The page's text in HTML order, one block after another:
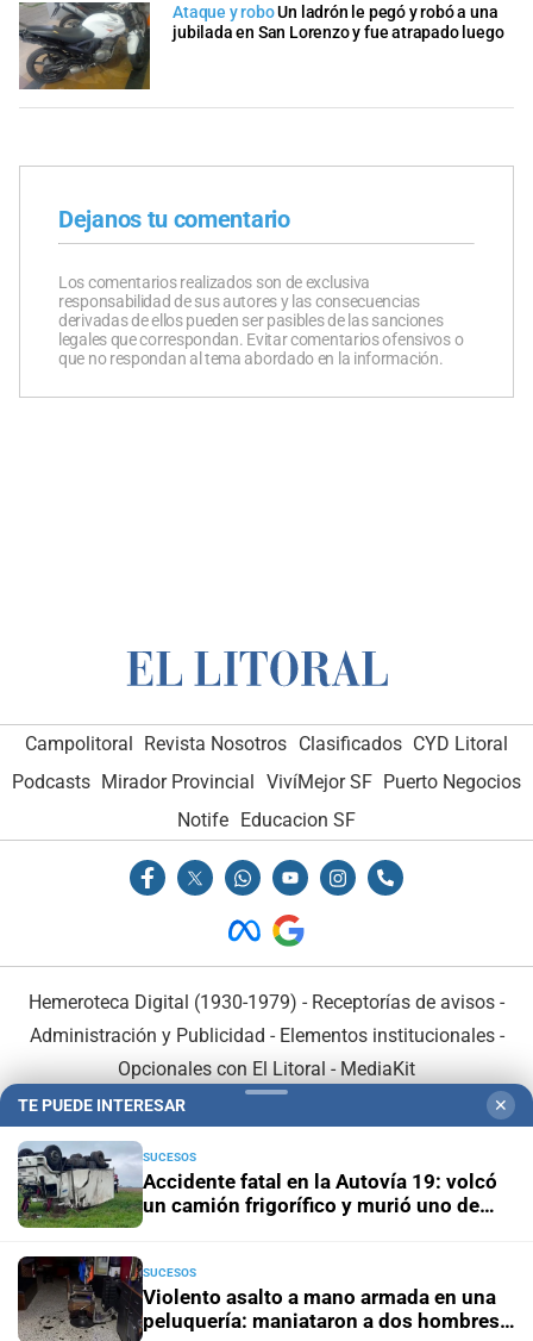
Ataque y roboUn ladrón le pegó y robó a una
jubilada en San Lorenzo y fue atrapado luego
Dejanos tu comentario
Los comentarios realizados son de exclusiva
responsabilidad de sus autores y las consecuencias
derivadas de ellos pueden ser pasibles de las sanciones
legales que correspondan. Evitar comentarios ofensivos o
que no respondan al tema abordado en la información.
Campolitoral Revista Nosotros Clasificados CYD Litoral
Podcasts Mirador Provincial VivíMejor SF Puerto Negocios
Notife Educacion SF
Hemeroteca Digital (1930-1979) - Receptorías de avisos -
Administración y Publicidad - Elementos institucionales-
Opcionales con El Litoral - MediaKit
En Asociación con:
TE PUEDE INTERESAR ✕
SUCESOS
Accidente fatal en la Autovía 19: volcó
un camión frigorífico y murió uno de
SUCESOS
Violento asalto a mano armada en una
peluquería: maniataron a dos hombres y